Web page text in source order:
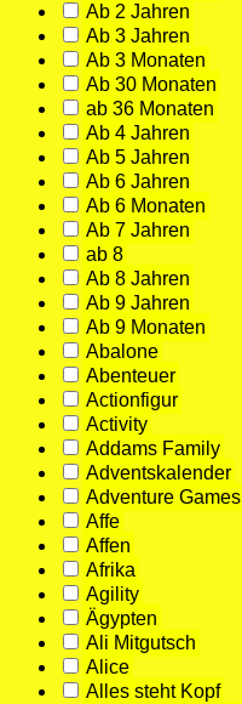
Ab 2 Jahren
Ab 3 Jahren
Ab 3 Monaten
Ab 30 Monaten
ab 36 Monaten
Ab 4 Jahren
Ab 5 Jahren
Ab 6 Jahren
Ab 6 Monaten
Ab 7 Jahren
ab 8
Ab 8 Jahren
Ab 9 Jahren
Ab 9 Monaten
Abalone
Abenteuer
Actionfigur
Activity
Addams Family
Adventskalender
Adventure Games
Affe
Affen
Afrika
Agility
Ägypten
Ali Mitgutsch
Alice
Alles steht Kopf